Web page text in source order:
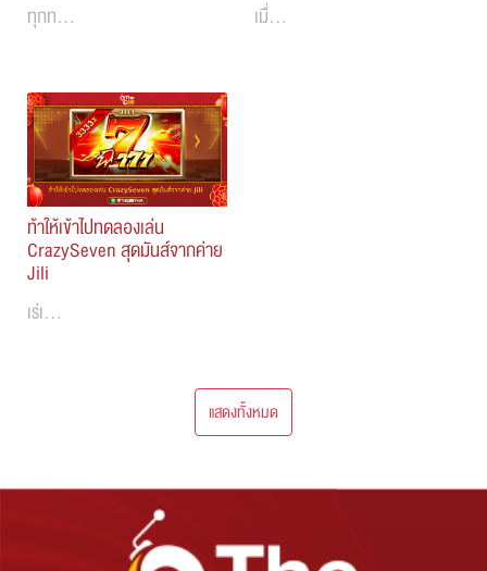
ทุกท…
เมื่…
ท้าให้เข้าไปทดลองเล่น
CrazySeven สุดมันส์จากค่าย
Jili
เร่เ…
แสดงทั้งหมด